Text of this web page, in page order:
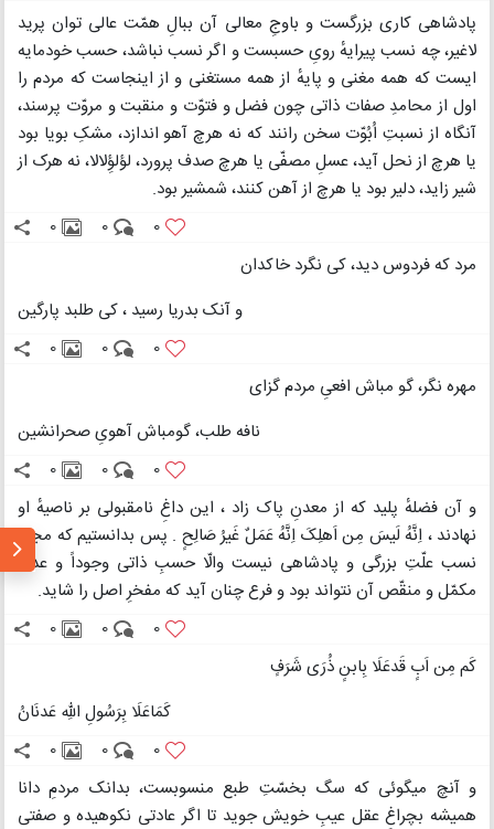
پادشاهی کاری بزرگست و باوجِ معالی آن ببالِ همّت عالی توان پرید
لاغیر، چه نسب پیرایهٔ رویِ حسبست و اگر نسب نباشد، حسب خودمایه
ایست که همه مغنی و پایهٔ از همه مستغنی و از اینجاست که مردم را
اول از محامدِ صفات ذاتی چون فضل و فتوّت و منقبت و مروّت پرسند،
آنگاه از نسبتِ اُبُوّت سخن رانند که نه هرچ آهو اندازد، مشکِ بویا بود
یا هرچ از نحل آید، عسلِ مصفّی یا هرچ صدف پرورد، لؤلؤِلالا، نه هرک از
شیر زاید، دلیر بود یا هرچ از آهن کنند، شمشیر بود.
0
0
0
مرد که فردوس دید، کی نگرد خاکدان
و آنک بدریا رسید ، کی طلبد پارگین
0
0
0
مهره نگر، گو مباش افعیِ مردم گزای
نافه طلب، گومباش آهویِ صحرانشین
0
0
0
و آن فضلهٔ پلید که از معدنِ پاک زاد ، این داغِ نامقبولی بر ناصیهٔ او
نهادند ، اِنَّهُ لَیسَ مِن اَهلِکَ اِنَّهُ عَمَلٌ غَیرُ صَالِحٍ . پس بدانستیم که مجرّدِ
نسب علّتِ بزرگی و پادشاهی نیست والّا حسبِ ذاتی وجوداً و عدماً
مکمّل و منقّص آن نتواند بود و فرع چنان آید که مفخرِ اصل را شاید.
0
0
0
کَم مِن اَبٍ قَدعَلَا بِابنٍ ذُرَی شَرَفٍ
کَمَاعَلَا بِرَسُولِ اللهِ عَدنَانُ
0
0
0
و آنچ میگوئی که سگ بخسّتِ طبع منسوبست، بدانک مردمِ دانا
همیشه بچراغِ عقل عیبِ خویش جوید تا اگر عادتی نکوهیده و صفتی